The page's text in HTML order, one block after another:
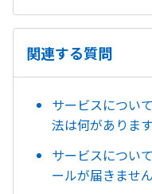
関連する質問
サービスについ
法は何がありま
サービスについ
ールが届きません